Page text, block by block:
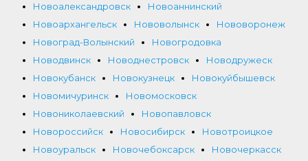
Новоалександровск
Новоаннинский
Новоархангельск
Нововолынск
Нововоронеж
Новоград-Волынский
Новогродовка
Новодвинск
Новоднестровск
Новодружеск
Новокубанск
Новокузнецк
Новокуйбышевск
Новомичуринск
Новомосковск
Новониколаевский
Новопавловск
Новороссийск
Новосибирск
Новотроицкое
Новоуральск
Новочебоксарск
Новочеркасск